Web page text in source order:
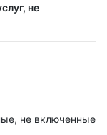
не
не включенные